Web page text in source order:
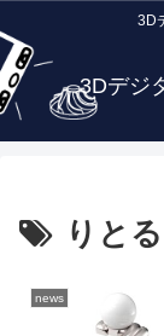
3D
3Dデジ
りと
news